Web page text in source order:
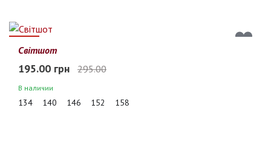
34%
Світшот
195.00 грн 295.00
В наличии
134 140 146 152 158